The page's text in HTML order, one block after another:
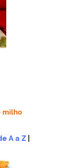
milho
A a Z